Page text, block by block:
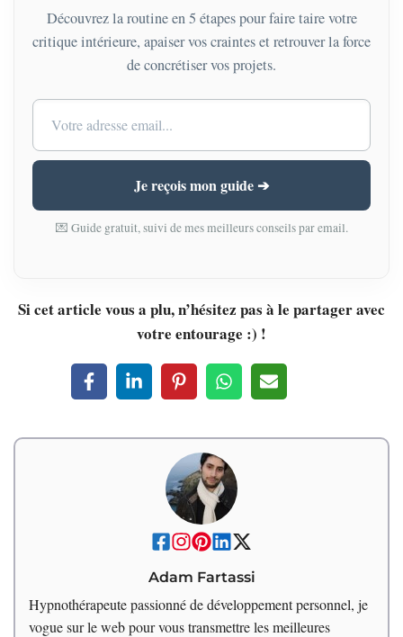
Découvrez la routine en 5 étapes pour faire taire votre
critique intérieure, apaiser vos craintes et retrouver la force
de concrétiser vos projets.
Je reçois mon guide ➔
💌 Guide gratuit, suivi de mes meilleurs conseils par email.
Si cet article vous a plu, n’hésitez pas à le partager avec
votre entourage :) !
Adam Fartassi
Hypnothérapeute passionné de développement personnel, je
vogue sur le web pour vous transmettre les meilleures